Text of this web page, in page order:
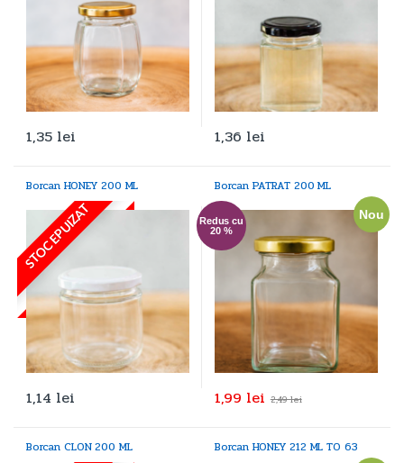
1,35 lei 1,36 lei
Borcan HONEY 200 ML
STOC EPUIZAT
1,14 lei
Borcan PATRAT 200 ML
Redus cu
20 %
Nou
1,99 lei 2,49lei
Borcan CLON 200 ML Borcan HONEY 212 ML TO 63